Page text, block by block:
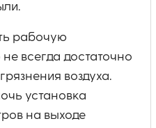
рабочую
всегда достаточно
воздуха.
установка
на выходе